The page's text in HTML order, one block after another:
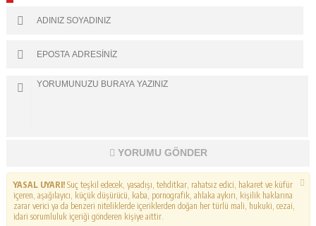
YORUMU GÖNDER
YASAL UYARI!Suç teşkil edecek, yasadışı, tehditkar, rahatsız edici, hakaret ve küfür
içeren, aşağılayıcı, küçük düşürücü, kaba, pornografik, ahlaka aykırı, kişilik haklarına
zarar verici ya da benzeri niteliklerde içeriklerden doğan her türlü mali, hukuki, cezai,
idari sorumluluk içeriği gönderen kişiye aittir.